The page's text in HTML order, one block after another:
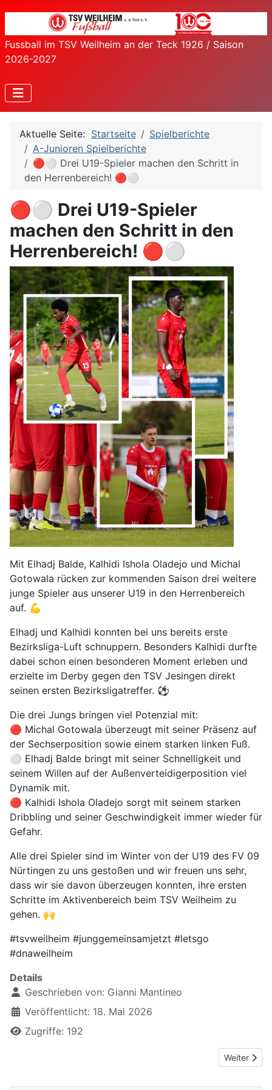
Fussball im TSV Weilheim an der Teck 1926 / Saison
2026-2027
Aktuelle Seite: Startseite
Spielberichte
A-Junioren Spielberichte
🔴⚪ Drei U19-Spieler machen den Schritt in
den Herrenbereich! 🔴⚪
🔴⚪ Drei U19-Spieler
machen den Schritt in den
Herrenbereich! 🔴⚪
Mit Elhadj Balde, Kalhidi Ishola Oladejo und Michal
Gotowala rücken zur kommenden Saison drei weitere
junge Spieler aus unserer U19 in den Herrenbereich
auf. 💪
Elhadj und Kalhidi konnten bei uns bereits erste
Bezirksliga-Luft schnuppern. Besonders Kalhidi durfte
dabei schon einen besonderen Moment erleben und
erzielte im Derby gegen den TSV Jesingen direkt
seinen ersten Bezirksligatreffer. ⚽
Die drei Jungs bringen viel Potenzial mit:
🔴 Michal Gotowala überzeugt mit seiner Präsenz auf
der Sechserposition sowie einem starken linken Fuß.
⚪ Elhadj Balde bringt mit seiner Schnelligkeit und
seinem Willen auf der Außenverteidigerposition viel
Dynamik mit.
🔴 Kalhidi Ishola Oladejo sorgt mit seinem starken
Dribbling und seiner Geschwindigkeit immer wieder für
Gefahr.
Alle drei Spieler sind im Winter von der U19 des FV 09
Nürtingen zu uns gestoßen und wir freuen uns sehr,
dass wir sie davon überzeugen konnten, ihre ersten
Schritte im Aktivenbereich beim TSV Weilheim zu
gehen. 🙌
#tsvweilheim #junggemeinsamjetzt #letsgo
#dnaweilheim
Details
Geschrieben von: Gianni Mantineo
Veröffentlicht: 18. Mai 2026
Zugriffe: 192
Nächster
Weiter